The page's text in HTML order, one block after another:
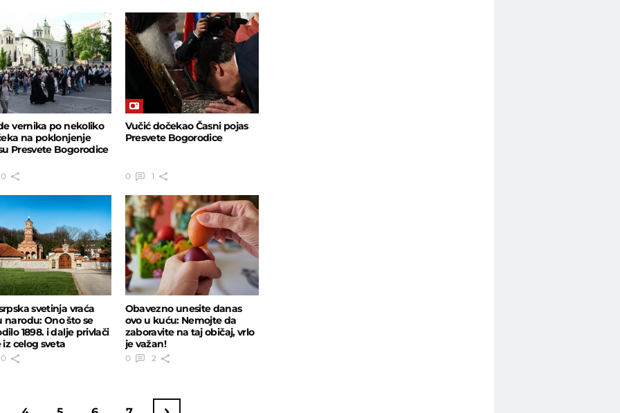
vernika po nekoliko
na poklonjenje
Presvete Bogorodice
0
Vučić dočekao Časni pojas
Presvete Bogorodice
0 1
svetinja vraća
narodu: Ono što se
1898. i dalje privlači
iz celog sveta
0
Obavezno unesite danas
ovo u kuću: Nemojte da
zaboravite na taj običaj, vrlo
je važan!
0 2